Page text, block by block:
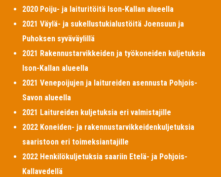
2020 Poiju- ja laituritöitä Ison-Kallan alueella
2021 Väylä- ja sukellustukialustöitä Joensuun ja
Puhoksen syväväylillä
2021 Rakennustarvikkeiden ja työkoneiden kuljetuksia
Ison-Kallan alueella
2021 Venepoijujen ja laitureiden asennusta Pohjois-
Savon alueella
2021 Laitureiden kuljetuksia eri valmistajille
2022 Koneiden- ja rakennustarvikkeidenkuljetuksia
saaristoon eri toimeksiantajille
2022 Henkilökuljetuksia saariin Etelä- ja Pohjois-
Kallavedellä